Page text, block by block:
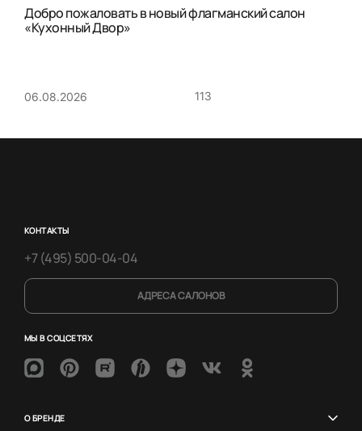
Добро пожаловать в новый флагманский салон
«Кухонный Двор»
06.08.2026 113
КОНТАКТЫ
+7 (495) 500-04-04
АДРЕСА САЛОНОВ
МЫ В СОЦСЕТЯХ
О БРЕНДЕ